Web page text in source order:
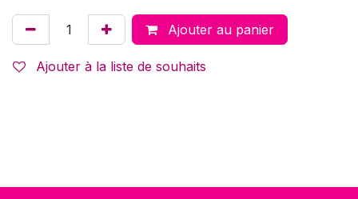
Ajouter au panier
Ajouter à la liste de souhaits